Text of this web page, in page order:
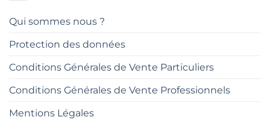
Qui sommes nous ?
Protection des données
Conditions Générales de Vente Particuliers
Conditions Générales de Vente Professionnels
Mentions Légales